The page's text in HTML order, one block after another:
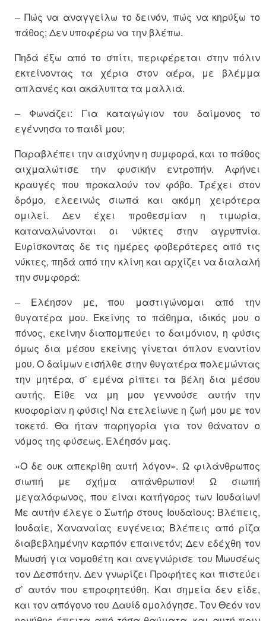
– Πώς να αναγγείλω το δεινόν, πώς να κηρύξω το
πάθος; Δεν υποφέρω να την βλέπω.
Πηδά έξω από το σπίτι, περιφέρεται στην πόλιν
εκτείνοντας τα χέρια στον αέρα, με βλέμμα
απλανές και ακάλυπτα τα μαλλιά.
– Φωνάζει: Για καταγώγιον του δαίμονος το
εγέννησα το παιδί μου;
Παραβλέπει την αισχύνην η συμφορά, και το πάθος
αιχμαλώτισε την φυσικήν εντροπήν. Αφήνει
κραυγές που προκαλούν τον φόβο. Τρέχει στον
δρόμο, ελεεινώς σιωπά και ακόμη χειρότερα
ομιλεί. Δεν έχει προθεσμίαν η τιμωρία,
καταναλώνονται οι νύκτες στην αγρυπνία.
Ευρίσκοντας δε τις ημέρες φοβερότερες από τις
νύκτες, πηδά από την κλίνη και αρχίζει να διαλαλή
την συμφορά:
– Ελέησον με, που μαστιγώνομαι από την
θυγατέρα μου. Εκείνης το πάθημα, ιδικός μου ο
πόνος, εκείνην διαπομπεύει το δαιμόνιον, η φύσις
όμως δια μέσου εκείνης γίνεται όπλον εναντίον
μου. Ο δαίμων εισήλθε στην θυγατέρα πολεμώντας
την μητέρα, σ’ εμένα ρίπτει τα βέλη δια μέσου
αυτής. Είθε να μη μου γεννούσε αυτήν την
κυοφορίαν η φύσις! Να ετελείωνε η ζωή μου με τον
τοκετό. Θα ήταν παρηγορία για τον θάνατον ο
νόμος της φύσεως. Ελέησόν μας.
«Ο δε ουκ απεκρίθη αυτή λόγον». Ω φιλάνθρωπος
σιωπή με σχήμα απάνθρωπον! Ω σιωπή
μεγαλόφωνος, που είναι κατήγορος των Ιουδαίων!
Με αυτήν έλεγε ο Σωτήρ στους Ιουδαίους: Βλέπεις,
Ιουδαίε, Χαναναίας ευγένεια; Βλέπεις από ρίζα
διαβεβλημένην καρπόν επαινετόν; Δεν εδέχθη τον
Μωυσή για νομοθέτη και ανεγνώρισε του Μωυσέως
τον Δεσπότην. Δεν γνωρίζει Προφήτες και πιστεύει
σ’ αυτόν που επροφητεύθη. Και σημεία δεν είδε,
και τον απόγονο του Δαυίδ ομολόγησε. Τον Θεόν τον